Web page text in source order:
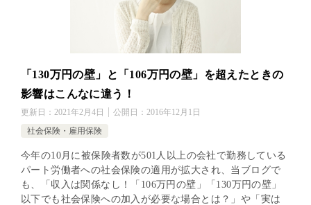
「130万円の壁」と「106万円の壁」を超えたときの
影響はこんなに違う！
更新日： 2021年2月4日 公開日： 2016年12月1日
社会保険・雇用保険
今年の10月に被保険者数が501人以上の会社で勤務している
パート労働者への社会保険の適用が拡大され、当ブログで
も、「収入は関係なし！「106万円の壁」「130万円の壁」
以下でも社会保険への加入が必要な場合とは？」や「実は